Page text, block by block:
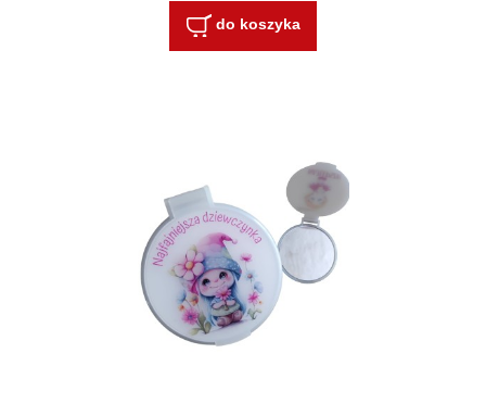
do koszyka